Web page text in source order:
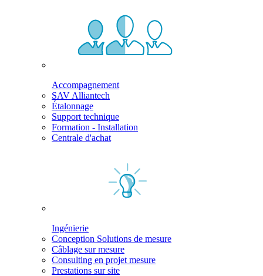
Accompagnement
SAV Alliantech
Étalonnage
Support technique
Formation - Installation
Centrale d'achat
Ingénierie
Conception Solutions de mesure
Câblage sur mesure
Consulting en projet mesure
Prestations sur site